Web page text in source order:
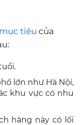
tiêu của
lớn như Hà Nội,
khu vực có nhu
hàng này có lối